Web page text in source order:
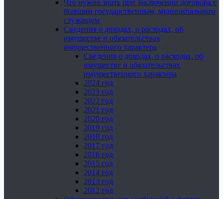
Что нужно знать при заключении договора с
бывшим государственным, муниципальным
служащим
Сведения о доходах, о расходах, об
имуществе и обязательствах
имущественного характера
Сведения о доходах, о расходах, об
имуществе и обязательствах
имущественного характера
2024 год
2023 год
2022 год
2021 год
2020 год
2019 год
2018 год
2017 год
2016 год
2015 год
2014 год
2013 год
2012 год